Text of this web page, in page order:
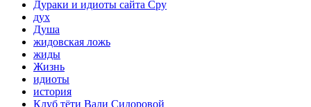
Дураки и идиоты сайта Сру
дух
Душа
жидовская ложь
жиды
Жизнь
идиоты
история
Клуб тёти Вали Сидоровой